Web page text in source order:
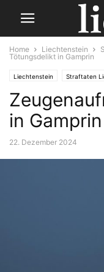
Home Liechtenstein
Tötungsdelikt in Gamprin
Liechtenstein Straftaten
in Gamprin
22. Dezember 2024